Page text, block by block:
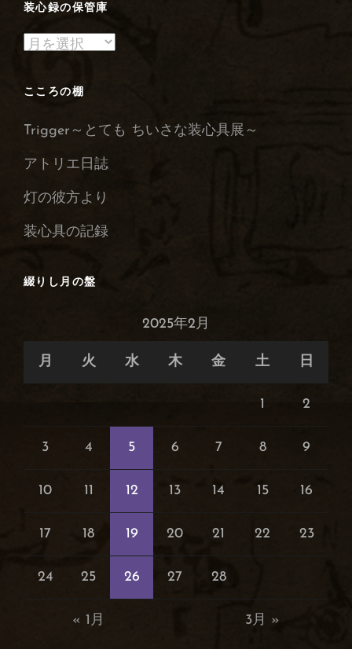
装心録の保管庫
装
録
保
こころの棚
Trigger～とても ちいさな装心具展～
アトリエ日誌
灯の彼方より
装心具の記録
綴りし月の盤
2025年2月
月 火 水 木 金 土 日
« 1月 3月 »
1 2
3 4 5 6 7 8 9
10 11 12 13 14 15 16
17 18 19 20 21 22 23
24 25 26 27 28